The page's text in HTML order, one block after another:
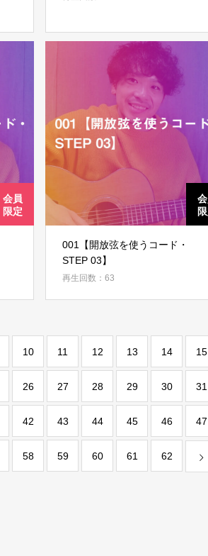
001【開放弦を使うコード・
STEP 03】
再生回数：63
10 11 12 13 14 15
26 27 28 29 30 31
42 43 44 45 46 47
58 59 60 61 62